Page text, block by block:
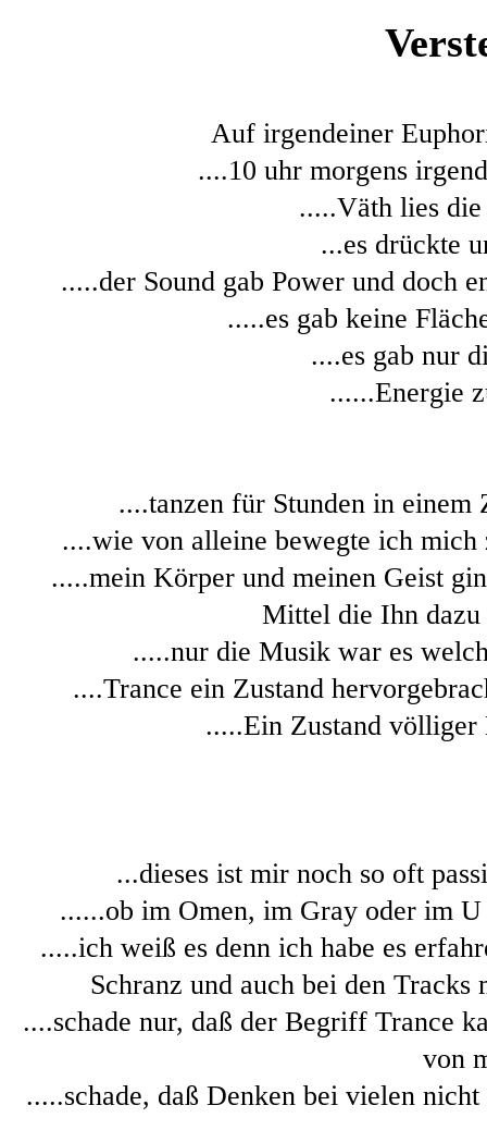
Auf irgendeiner
....10 uhr morgens
.....Väth lies
...es drückte
.....der Sound gab Power und doch
.....es gab keine
....es gab nur
......Energie
....tanzen für Stunden in
....wie von alleine bewegte ich mich
.....mein Körper und meinen Geist
Mittel die Ihn dazu
.....nur die Musik war es
....Trance ein Zustand
.....Ein Zustand
...dieses ist mir noch so oft
......ob im Omen, im Gray oder im
.....ich weiß es denn ich habe es
Schranz und auch bei den
....schade nur, daß der Begriff Trance
von
.....schade, daß Denken bei vielen